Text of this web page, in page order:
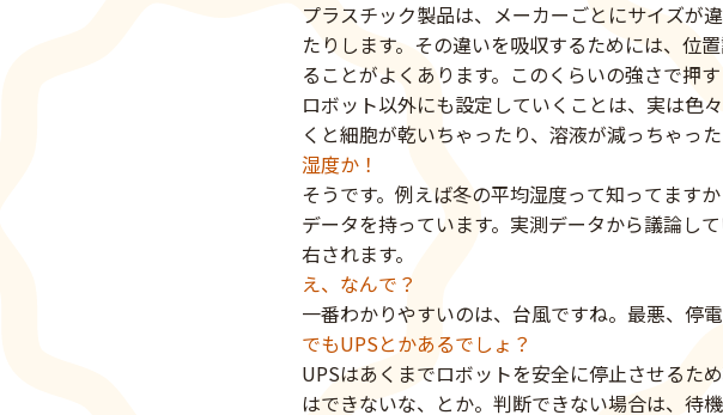
プラスチック製品は、メーカーごとにサイズが
たりします。その違いを吸収するためには、位
ることがよくあります。このくらいの強さで押
ロボット以外にも設定していくことは、実は色
くと細胞が乾いちゃったり、溶液が減っちゃっ
湿度か！
そうです。例えば冬の平均湿度って知ってます
データを持っています。実測データから議論し
右されます。
え、なんで？
一番わかりやすいのは、台風ですね。最悪、停
でもUPSとかあるでしょ？
UPSはあくまでロボットを安全に停止させるた
はできないな、とか。判断できない場合は、待